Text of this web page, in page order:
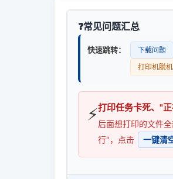
常见问题汇总
快速跳转： 下载问题
打印机脱机
⚡打印任务卡死、"
后面想打印的文件
行"，点击
一键清